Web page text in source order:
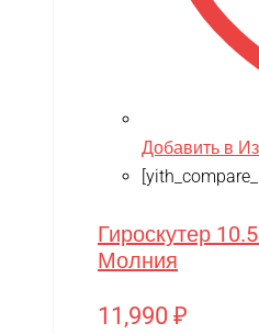
Добавить в
Гироскутер
Молния
11,990 ₽